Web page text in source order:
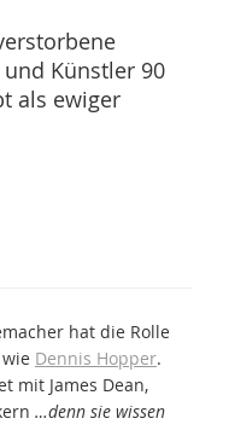
Künstler 90
als ewiger
hat die Rolle
Dennis Hopper.
mit James Dean,
…denn sie wissen